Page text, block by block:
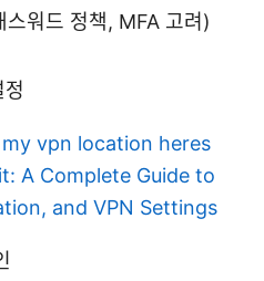
스워드 정책, MFA 고려)
vpn location heres
A Complete Guide to
and VPN Settings